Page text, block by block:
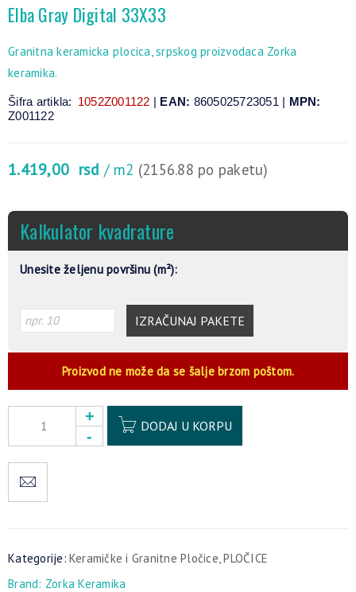
Elba Gray Digital 33X33
Granitna keramicka plocica, srpskog proizvodaca Zorka
keramika.
Šifra artikla: 1052Z001122 | EAN: 8605025723051 | MPN:
Z001122
1.419,00 rsd / m2 (2156.88 po paketu)
Kalkulator kvadrature
Unesite željenu površinu (m²):
IZRAČUNAJ PAKETE
Proizvod ne može da se šalje brzom poštom.
DODAJ U KORPU
Kategorije: Keramičke i Granitne Pločice,PLOČICE
Brand: Zorka Keramika